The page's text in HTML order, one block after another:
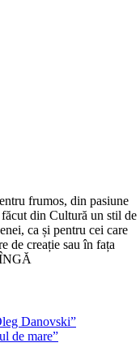
frumos, din pasiune
din Cultură un stil de
ca și pentru cei care
de creație sau în fața
Danovski”
de mare”